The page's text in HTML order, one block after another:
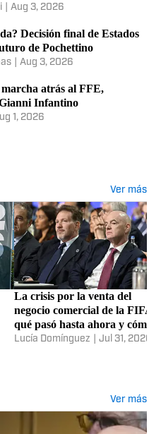
Aug 3, 2026
Decisión final de Estados
de Pochettino
Aug 3, 2026
atrás al FFE,
Infantino
1, 2026
Ver más
La crisis por la venta del
negocio comercial de la FIFA:
qué pasó hasta ahora y cómo
sigue
Lucía Domínguez Jul 31, 2026
Ver más